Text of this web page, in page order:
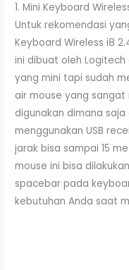
1. Mini Keyboard
Untuk rekomendasi
Keyboard Wireless i8
ini dibuat oleh
yang mini tapi sudah
air mouse yang
digunakan dimana
menggunakan USB
jarak bisa sampai 15
mouse ini bisa
spacebar pada
kebutuhan Anda saat